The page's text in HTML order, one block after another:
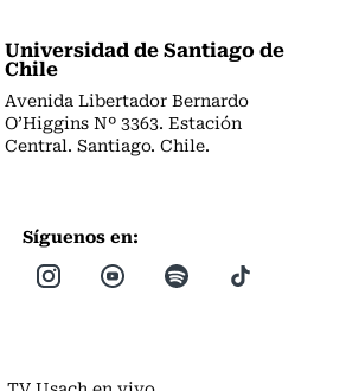
Universidad de Santiago de
Chile
Avenida Libertador Bernardo
O’Higgins Nº 3363. Estación
Central. Santiago. Chile.
Síguenos en: